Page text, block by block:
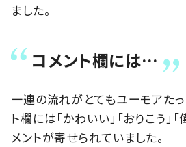
ました。
コメント欄には…
一連の流れがとてもユーモアたっ
ト欄には「かわいい」「おりこう」
メントが寄せられていました。